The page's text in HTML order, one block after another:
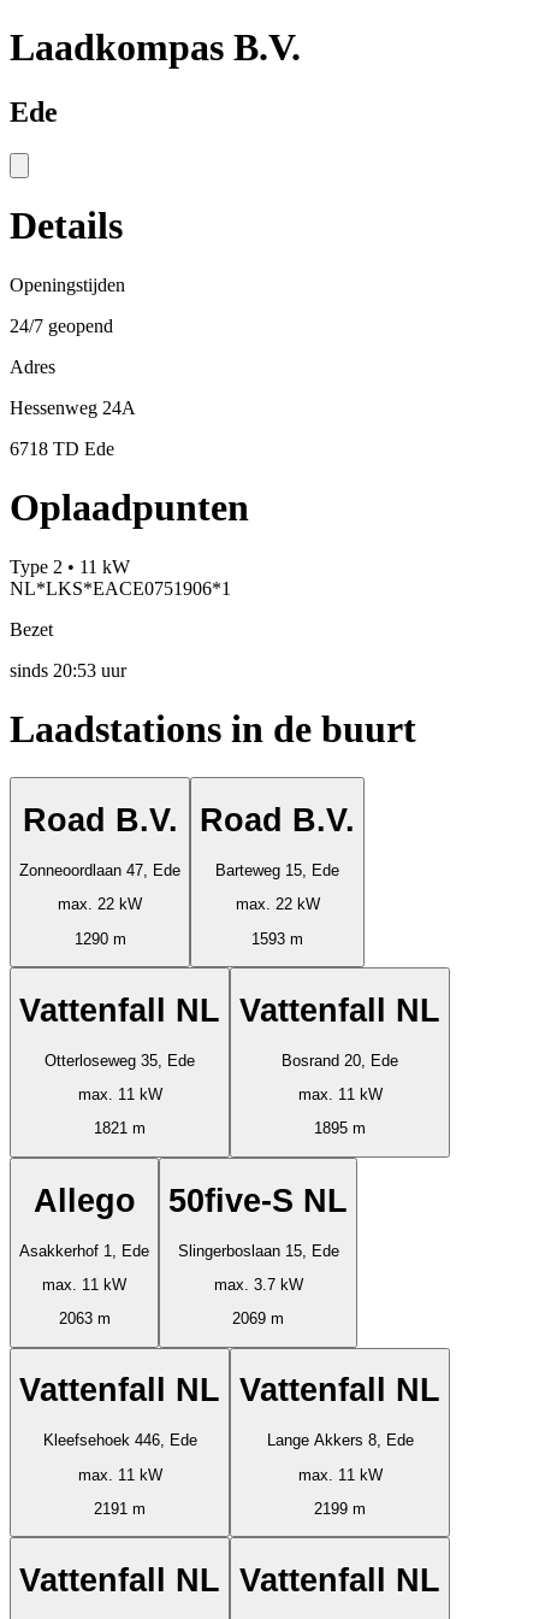
Laadkompas B.V.
Ede
Details
Openingstijden
24/7 geopend
Adres
Hessenweg 24A
6718 TD Ede
Oplaadpunten
Type 2 • 11 kW
NL*LKS*EACE0751906*1
Bezet
sinds 20:53 uur
Laadstations in de buurt
Road B.V.
Zonneoordlaan 47, Ede
max. 22 kW
1290 m
Road B.V.
Barteweg 15, Ede
max. 22 kW
1593 m
Vattenfall NL
Otterloseweg 35, Ede
max. 11 kW
1821 m
Vattenfall NL
Bosrand 20, Ede
max. 11 kW
1895 m
Allego
Asakkerhof 1, Ede
max. 11 kW
2063 m
50five-S NL
Slingerboslaan 15, Ede
max. 3.7 kW
2069 m
Vattenfall NL
Kleefsehoek 446, Ede
max. 11 kW
2191 m
Vattenfall NL
Lange Akkers 8, Ede
max. 11 kW
2199 m
Vattenfall NL Vattenfall NL